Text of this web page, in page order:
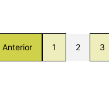
Anterior 1 2 3